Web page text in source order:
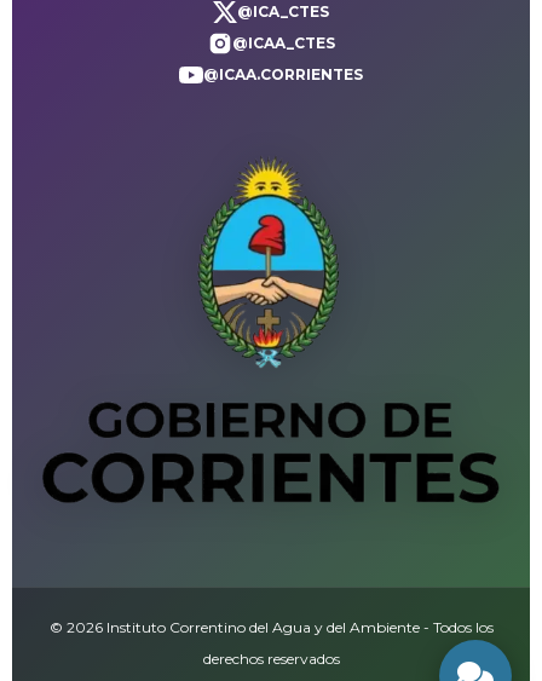
@ICA_CTES
@ICAA_CTES
@ICAA.CORRIENTES
© 2026 Instituto Correntino del Agua y del Ambiente - Todos los
derechos reservados